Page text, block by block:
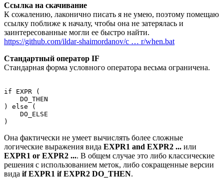
Ссылка на скачивание
К сожалению, лаконично писать я не умею, поэтому помещаю
ссылку поближе к началу, чтобы она не затерялась и
заинтересованные могли ее быстро найти.
https://github.com/ildar-shaimordanov/c … r/when.bat
Стандартный оператор IF
Стандарная форма условного оператора весьма ограничена.
if EXPR (
    DO_THEN
) else (
    DO_ELSE
Она фактически не умеет вычислять более сложные
логические выражения вида EXPR1 and EXPR2 ... или
EXPR1 or EXPR2 .... В общем случае это либо классические
решения с использованием меток, либо сокращенные версии
вида if EXPR1 if EXPR2 DO_THEN.